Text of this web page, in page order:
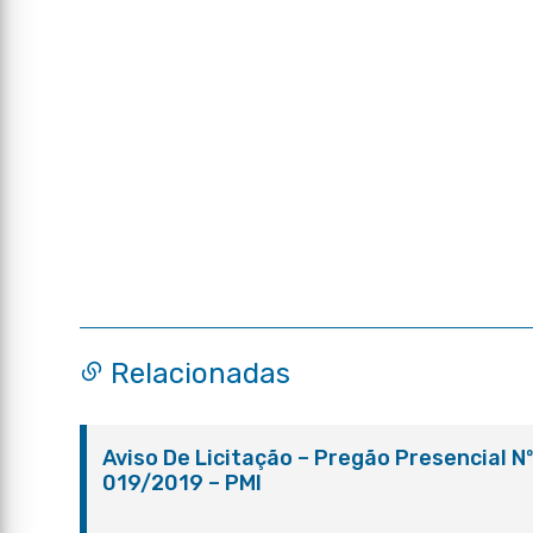
Relacionadas
Aviso De Licitação – Pregão Presencial Nº
019/2019 – PMI